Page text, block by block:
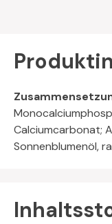
Calciumcarbonat;
Sonnenblumenöl,